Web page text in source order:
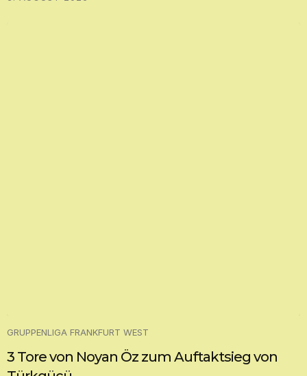
GRUPPENLIGA FRANKFURT WEST
3 Tore von Noyan Öz zum Auftaktsieg von